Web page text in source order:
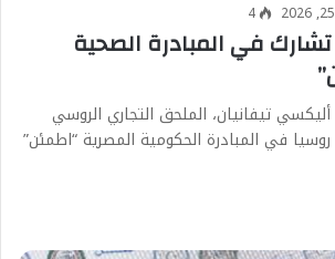
4
تشارك في المبادرة الصحية
تيفانيان، الملحق التجاري الروسي
في المبادرة الحكومية المصرية “اطمئن”